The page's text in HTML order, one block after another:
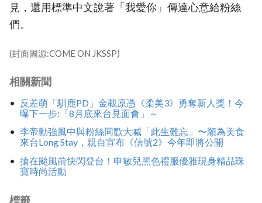
見，還用標準中文說著「我愛你」傳達心意給粉絲
們。
(封面圖源:COME ON JKSSP)
相關新聞
反差萌「馴鹿PD」金載原憑《柔美3》勇奪新人獎！今
曝下一步:「8月底來台見面會」～
李帝勳強風中與粉絲同歡大喊「此生難忘」〜願為美食
來台Long Stay，親自宣布《信號2》今年即將公開
搶在颱風前快閃登台！申敏兒黑色禮服優雅現身精品珠
寶時尚活動
標籤